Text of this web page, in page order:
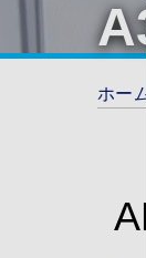
ホー